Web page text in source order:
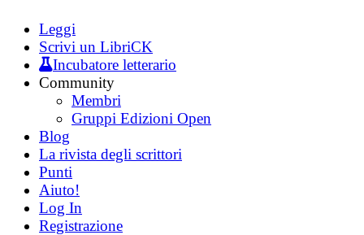
Leggi
Scrivi un LibriCK
Incubatore letterario
Community
Membri
Gruppi Edizioni Open
Blog
La rivista degli scrittori
Punti
Aiuto!
Log In
Registrazione